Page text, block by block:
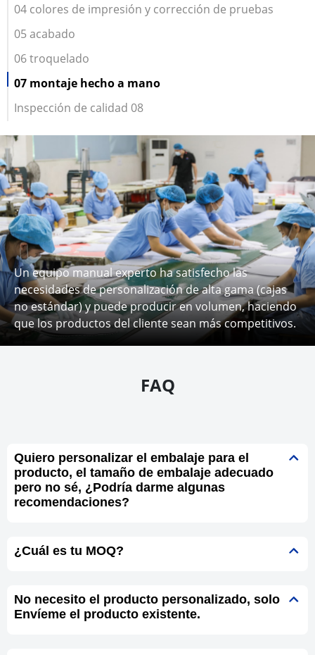
04 colores de impresión y corrección de pruebas
05 acabado
06 troquelado
07 montaje hecho a mano
Inspección de calidad 08
Un equipo manual experto ha satisfecho las
necesidades de personalización de alta gama (cajas
no estándar) y puede producir en volumen, haciendo
que los productos del cliente sean más competitivos.
FAQ
Quiero personalizar el embalaje para el
producto, el tamaño de embalaje adecuado
pero no sé, ¿Podría darme algunas
recomendaciones?
¿Cuál es tu MOQ?
No necesito el producto personalizado, solo
Envíeme el producto existente.